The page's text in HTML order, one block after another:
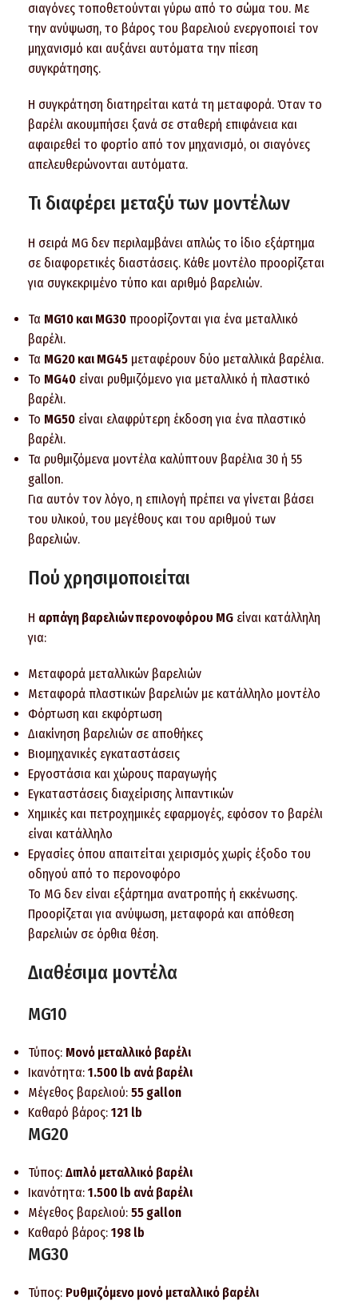
σιαγόνες τοποθετούνται γύρω από το σώμα του. Με
την ανύψωση, το βάρος του βαρελιού ενεργοποιεί τον
μηχανισμό και αυξάνει αυτόματα την πίεση
συγκράτησης.
Η συγκράτηση διατηρείται κατά τη μεταφορά. Όταν το
βαρέλι ακουμπήσει ξανά σε σταθερή επιφάνεια και
αφαιρεθεί το φορτίο από τον μηχανισμό, οι σιαγόνες
απελευθερώνονται αυτόματα.
Τι διαφέρει μεταξύ των μοντέλων
Η σειρά MG δεν περιλαμβάνει απλώς το ίδιο εξάρτημα
σε διαφορετικές διαστάσεις. Κάθε μοντέλο προορίζεται
για συγκεκριμένο τύπο και αριθμό βαρελιών.
Τα MG10 και MG30 προορίζονται για ένα μεταλλικό
βαρέλι.
Τα MG20 και MG45 μεταφέρουν δύο μεταλλικά βαρέλια.
Το MG40 είναι ρυθμιζόμενο για μεταλλικό ή πλαστικό
βαρέλι.
Το MG50 είναι ελαφρύτερη έκδοση για ένα πλαστικό
βαρέλι.
Τα ρυθμιζόμενα μοντέλα καλύπτουν βαρέλια 30 ή 55
gallon.
Για αυτόν τον λόγο, η επιλογή πρέπει να γίνεται βάσει
του υλικού, του μεγέθους και του αριθμού των
βαρελιών.
Πού χρησιμοποιείται
Η αρπάγη βαρελιών περονοφόρου MG είναι κατάλληλη
για:
Μεταφορά μεταλλικών βαρελιών
Μεταφορά πλαστικών βαρελιών με κατάλληλο μοντέλο
Φόρτωση και εκφόρτωση
Διακίνηση βαρελιών σε αποθήκες
Βιομηχανικές εγκαταστάσεις
Εργοστάσια και χώρους παραγωγής
Εγκαταστάσεις διαχείρισης λιπαντικών
Χημικές και πετροχημικές εφαρμογές, εφόσον το βαρέλι
είναι κατάλληλο
Εργασίες όπου απαιτείται χειρισμός χωρίς έξοδο του
οδηγού από το περονοφόρο
Το MG δεν είναι εξάρτημα ανατροπής ή εκκένωσης.
Προορίζεται για ανύψωση, μεταφορά και απόθεση
βαρελιών σε όρθια θέση.
Διαθέσιμα μοντέλα
MG10
Τύπος: Μονό μεταλλικό βαρέλι
Ικανότητα: 1.500 lb ανά βαρέλι
Μέγεθος βαρελιού: 55 gallon
Καθαρό βάρος: 121 lb
MG20
Τύπος: Διπλό μεταλλικό βαρέλι
Ικανότητα: 1.500 lb ανά βαρέλι
Μέγεθος βαρελιού: 55 gallon
Καθαρό βάρος: 198 lb
MG30
Τύπος: Ρυθμιζόμενο μονό μεταλλικό βαρέλι